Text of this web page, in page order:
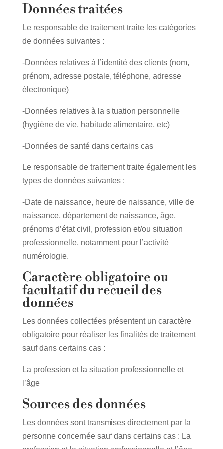
Données traitées
Le responsable de traitement traite les catégories
de données suivantes :
-Données relatives à l’identité des clients (nom,
prénom, adresse postale, téléphone, adresse
électronique)
-Données relatives à la situation personnelle
(hygiène de vie, habitude alimentaire, etc)
-Données de santé dans certains cas
Le responsable de traitement traite également les
types de données suivantes :
-Date de naissance, heure de naissance, ville de
naissance, département de naissance, âge,
prénoms d’état civil, profession et/ou situation
professionnelle, notamment pour l’activité
numérologie.
Caractère obligatoire ou
facultatif du recueil des
données
Les données collectées présentent un caractère
obligatoire pour réaliser les finalités de traitement
sauf dans certains cas :
La profession et la situation professionnelle et
l’âge
Sources des données
Les données sont transmises directement par la
personne concernée sauf dans certains cas : La